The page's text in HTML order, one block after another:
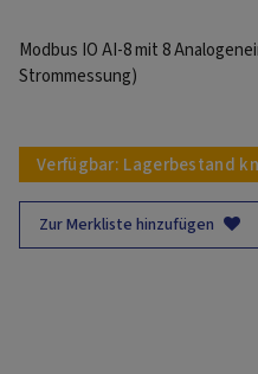
Modbus IO AI-8 mit 8
Strommessung)
Verfügbar: Lagerbestand
Zur Merkliste hinzufügen